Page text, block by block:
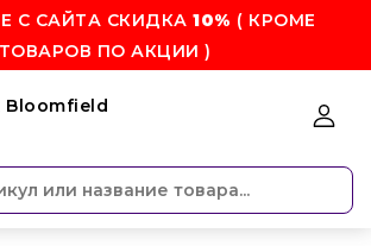
С САЙТА СКИДКА10% ( КРОМЕ
ТОВАРОВ ПО АКЦИИ )